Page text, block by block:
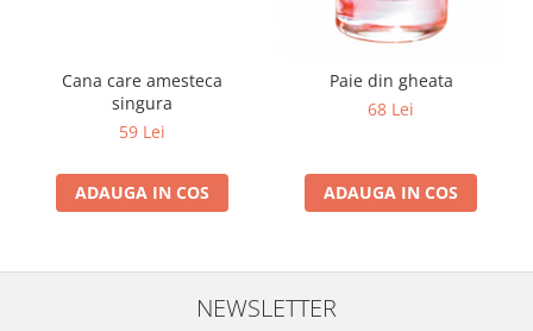
Cana care amesteca
singura
59 Lei
ADAUGA IN COS
Paie din gheata
68 Lei
ADAUGA IN COS
NEWSLETTER